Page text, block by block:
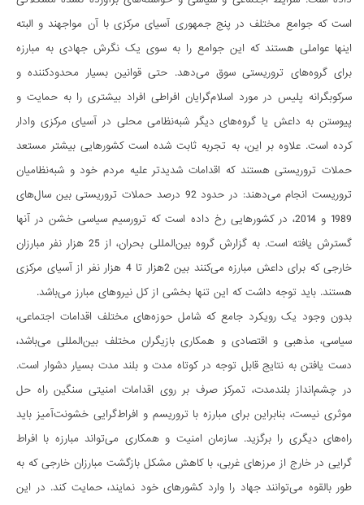
است که جوامع مختلف در پنج جمهوری آسیای مرکزی با آن مواجهند و البته
این­ها عواملی هستند که این جوامع را به سوی یک نگرش جهادی به مبارزه
برای گروه­های تروریستی سوق می­دهد. حتی قوانین بسیار محدودکننده و
سرکوب­گرانه پلیس در مورد اسلام­گرایان افراطی افراد بیشتری را به حمایت و
پیوستن به داعش یا گروه­های دیگر شبه­نظامی محلی در آسیای مرکزی وادار
کرده است. علاوه بر این، به تجربه ثابت شده است کشورهایی بیشتر مستعد
حملات تروریستی هستند که اقدامات شدیدتر علیه مردم خود و شبه­نظامیان
تروریست انجام می­دهند: در حدود 92 درصد حملات تروریستی بین سال­های
1989 و 2014، در کشورهایی رخ داده است که ترورسیم سیاسی خشن در آن­ها
گسترش یافته است. به گزارش گروه بین­المللی بحران، از 25 هزار نفر مبارزان
خارجی که برای داعش مبارزه می­کنند بین 2هزار تا 4 هزار نفر از آسیای مرکزی
هستند. باید توجه داشت که این تنها بخشی از کل نیروهای مبارز می­باشد.
بدون وجود یک رویکرد جامع که شامل حوزه­های مختلف اقدامات اجتماعی،
سیاسی، مذهبی و اقتصادی و همکاری بازیگران مختلف بین­المللی می­باشد،
دست یافتن به نتایج قابل توجه در کوتاه مدت و بلند مدت بسیار دشوار است.
در چشم­انداز بلندمدت، تمرکز صرف بر روی اقدامات امنیتی سنگین راه حل
موثری نیست، بنابراین برای مبارزه با تروریسم و ​​افراط­گرایی خشونت­آمیز باید
راه­های دیگری را برگزید. سازمان امنیت و همکاری می­تواند مبارزه با افراط­
گرایی در خارج از مرزهای غربی، با کاهش مشکل بازگشت مبارزان خارجی که به
طور بالقوه می­توانند جهاد را وارد کشورهای خود نمایند، حمایت کند. در این